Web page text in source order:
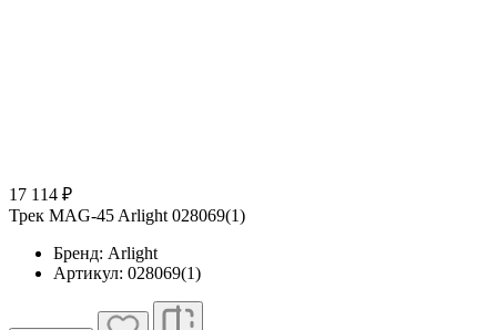
17 114 ₽
Трек MAG-45 Arlight 028069(1)
Бренд: Arlight
Артикул: 028069(1)